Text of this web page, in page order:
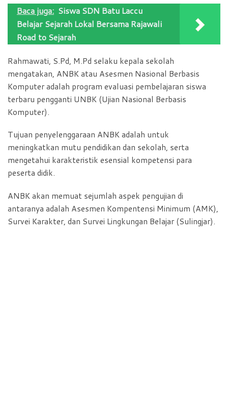
Baca juga: Siswa SDN Batu Laccu
Belajar Sejarah Lokal Bersama Rajawali
Road to Sejarah
Rahmawati, S.Pd, M.Pd selaku kepala sekolah
mengatakan, ANBK atau Asesmen Nasional Berbasis
Komputer adalah program evaluasi pembelajaran siswa
terbaru pengganti UNBK (Ujian Nasional Berbasis
Komputer).
Tujuan penyelenggaraan ANBK adalah untuk
meningkatkan mutu pendidikan dan sekolah, serta
mengetahui karakteristik esensial kompetensi para
peserta didik.
ANBK akan memuat sejumlah aspek pengujian di
antaranya adalah Asesmen Kompentensi Minimum (AMK),
Survei Karakter, dan Survei Lingkungan Belajar (Sulingjar).